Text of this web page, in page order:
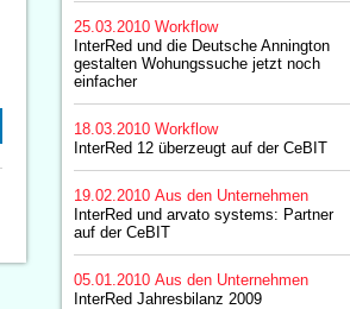
25.03.2010 Workflow
InterRed und die Deutsche Annington
gestalten Wohungssuche jetzt noch
einfacher
18.03.2010 Workflow
InterRed 12 überzeugt auf der CeBIT
19.02.2010 Aus den Unternehmen
InterRed und arvato systems: Partner
auf der CeBIT
05.01.2010 Aus den Unternehmen
InterRed Jahresbilanz 2009